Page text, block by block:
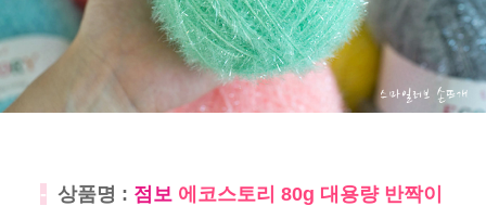
- 상품명 : 점보 에코스토리 80g 대용량 반짝이